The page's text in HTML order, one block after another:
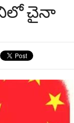
చైనా